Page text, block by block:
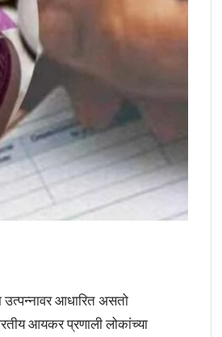
आधारित असतो
आयकर प्रणाली लोकांच्या